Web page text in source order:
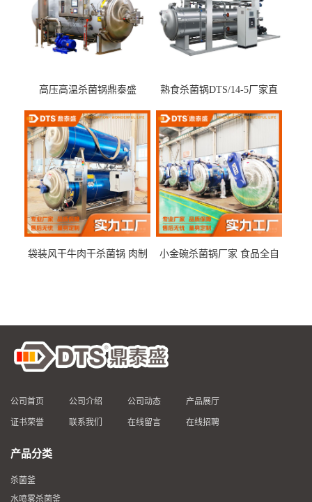
高压高温杀菌锅鼎泰盛
熟食杀菌锅DTS/14-5厂家直
袋装风干牛肉干杀菌锅 肉制
小金碗杀菌锅厂家 食品全自
公司首页 公司介绍 公司动态 产品展厅
证书荣誉 联系我们 在线留言 在线招聘
产品分类
杀菌釜
水喷雾杀菌釜